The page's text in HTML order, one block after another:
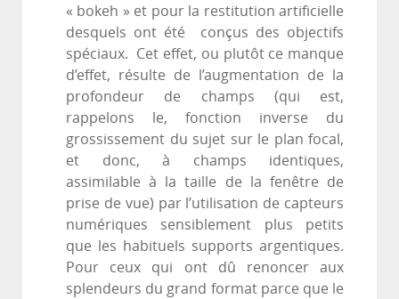
« bokeh » et pour la restitution artificielle
desquels ont été conçus des objectifs
spéciaux. Cet effet, ou plutôt ce manque
d’effet, résulte de l’augmentation de la
profondeur de champs (qui est,
rappelons le, fonction inverse du
grossissement du sujet sur le plan focal,
et donc, à champs identiques,
assimilable à la taille de la fenêtre de
prise de vue) par l’utilisation de capteurs
numériques sensiblement plus petits
que les habituels supports argentiques.
Pour ceux qui ont dû renoncer aux
splendeurs du grand format parce que le